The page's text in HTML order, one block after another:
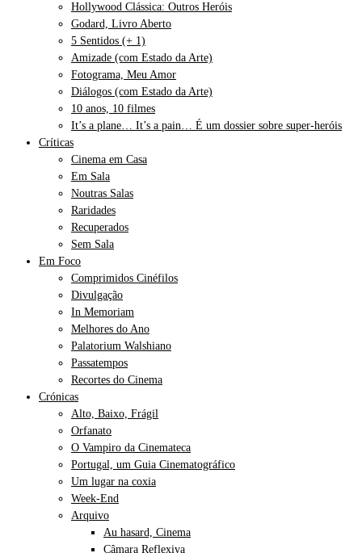
Hollywood Clássica: Outros Heróis
Godard, Livro Aberto
5 Sentidos (+ 1)
Amizade (com Estado da Arte)
Fotograma, Meu Amor
Diálogos (com Estado da Arte)
10 anos, 10 filmes
It’s a plane… It’s a pain… É um dossier sobre super-heróis
Críticas
Cinema em Casa
Em Sala
Noutras Salas
Raridades
Recuperados
Sem Sala
Em Foco
Comprimidos Cinéfilos
Divulgação
In Memoriam
Melhores do Ano
Palatorium Walshiano
Passatempos
Recortes do Cinema
Crónicas
Alto, Baixo, Frágil
Orfanato
O Vampiro da Cinemateca
Portugal, um Guia Cinematográfico
Um lugar na coxia
Week-End
Arquivo
Au hasard, Cinema
Câmara Reflexiva